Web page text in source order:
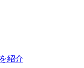
紹介